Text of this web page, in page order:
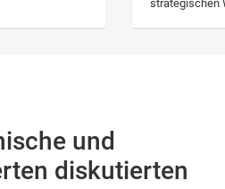
strategischen
und
diskutierten